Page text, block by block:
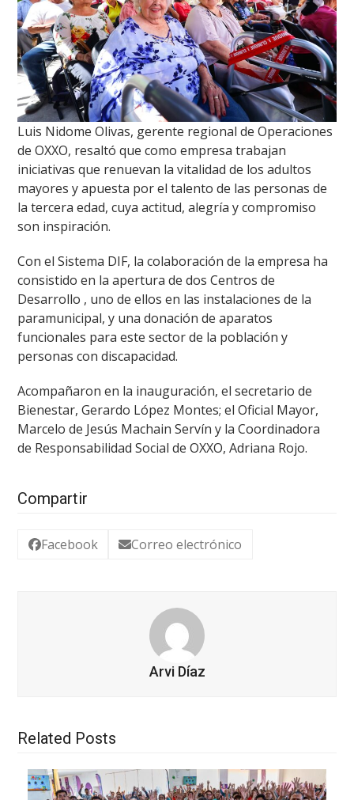
Luis Nidome Olivas, gerente regional de Operaciones
de OXXO, resaltó que como empresa trabajan
iniciativas que renuevan la vitalidad de los adultos
mayores y apuesta por el talento de las personas de
la tercera edad, cuya actitud, alegría y compromiso
son inspiración.
Con el Sistema DIF, la colaboración de la empresa ha
consistido en la apertura de dos Centros de
Desarrollo , uno de ellos en las instalaciones de la
paramunicipal, y una donación de aparatos
funcionales para este sector de la población y
personas con discapacidad.
Acompañaron en la inauguración, el secretario de
Bienestar, Gerardo López Montes; el Oficial Mayor,
Marcelo de Jesús Machain Servín y la Coordinadora
de Responsabilidad Social de OXXO, Adriana Rojo.
Compartir
Facebook Correo electrónico
Arvi Díaz
Related Posts